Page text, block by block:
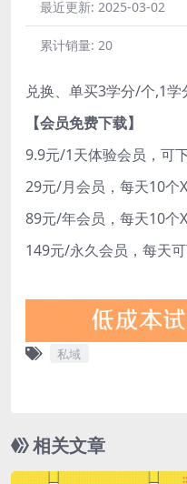
最近更新: 2025-03-02
累计销量: 20
兑换、单买3学分/个,1学
【会员免费下载】
9.9元/1天体验会员，可
29元/月会员，每天10个
89元/年会员，每天10个
149元/永久会员，每天
私域
相关文章